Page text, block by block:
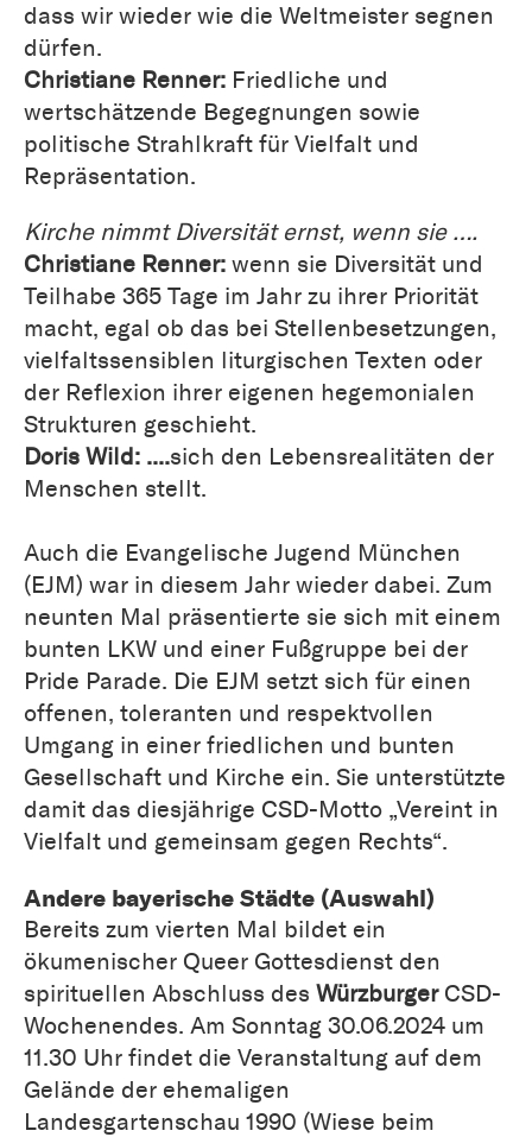
dass wir wieder wie die Weltmeister segnen
dürfen.
Christiane Renner: Friedliche und
wertschätzende Begegnungen sowie
politische Strahlkraft für Vielfalt und
Repräsentation.
Kirche nimmt Diversität ernst, wenn sie ….
Christiane Renner: wenn sie Diversität und
Teilhabe 365 Tage im Jahr zu ihrer Priorität
macht, egal ob das bei Stellenbesetzungen,
vielfaltssensiblen liturgischen Texten oder
der Reflexion ihrer eigenen hegemonialen
Strukturen geschieht.
Doris Wild: ....sich den Lebensrealitäten der
Menschen stellt.
Auch die Evangelische Jugend München
(EJM) war in diesem Jahr wieder dabei. Zum
neunten Mal präsentierte sie sich mit einem
bunten LKW und einer Fußgruppe bei der
Pride Parade. Die EJM setzt sich für einen
offenen, toleranten und respektvollen
Umgang in einer friedlichen und bunten
Gesellschaft und Kirche ein. Sie unterstützte
damit das diesjährige CSD-Motto „Vereint in
Vielfalt und gemeinsam gegen Rechts“.
Andere bayerische Städte (Auswahl)
Bereits zum vierten Mal bildet ein
ökumenischer Queer Gottesdienst den
spirituellen Abschluss des Würzburger CSD-
Wochenendes. Am Sonntag 30.06.2024 um
11.30 Uhr findet die Veranstaltung auf dem
Gelände der ehemaligen
Landesgartenschau 1990 (Wiese beim